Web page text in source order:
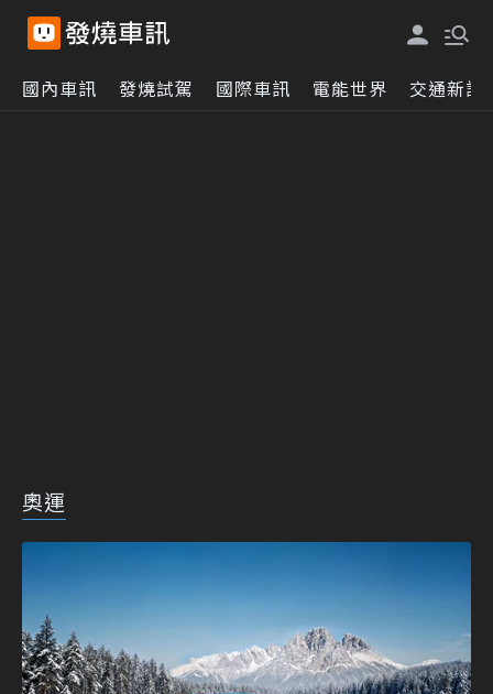
國內車訊 發燒試駕 國際車訊 電能世界 交通新訊
奧運